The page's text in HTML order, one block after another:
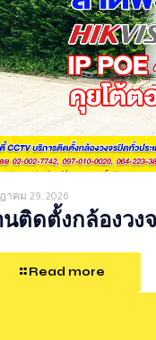
าคม 29, 2026
นติดตั้งกล้องวง
Read more